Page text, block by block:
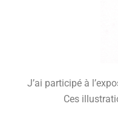
J’ai participé à
Ces